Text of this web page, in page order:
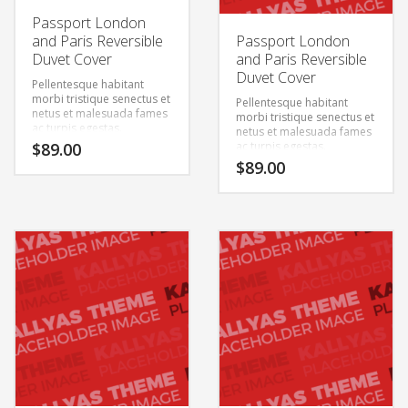
Passport London
and Paris Reversible
Duvet Cover
Pellentesque habitant
morbi tristique senectus et
netus et malesuada fames
ac turpis egestas.
Vestibulum tortor quam,
feugiat vitae, ultricies eget,
est. Mauris placerat
eleifend leo.
$89.00
Passport London
and Paris Reversible
Duvet Cover
Pellentesque habitant
morbi tristique senectus et
netus et malesuada fames
ac turpis egestas.
Vestibulum tortor quam,
feugiat vitae, ultricies eget,
Aenean ultricies mi vitae
est. Mauris placerat
eleifend leo.
$89.00